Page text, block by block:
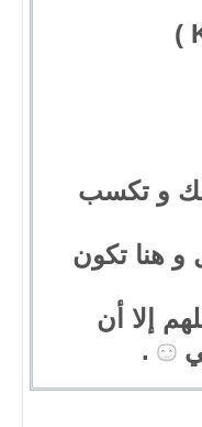
و تكسب
و هنا تكون
إلا أن
.